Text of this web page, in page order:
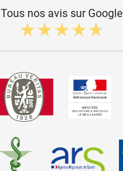
Tous nos avis sur Google